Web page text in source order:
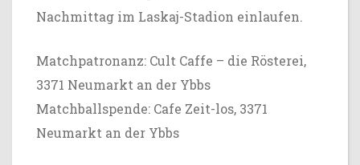
Nachmittag im Laskaj-Stadion einlaufen.
Matchpatronanz: Cult Caffe – die Rösterei,
3371 Neumarkt an der Ybbs
Matchballspende: Cafe Zeit-los, 3371
Neumarkt an der Ybbs